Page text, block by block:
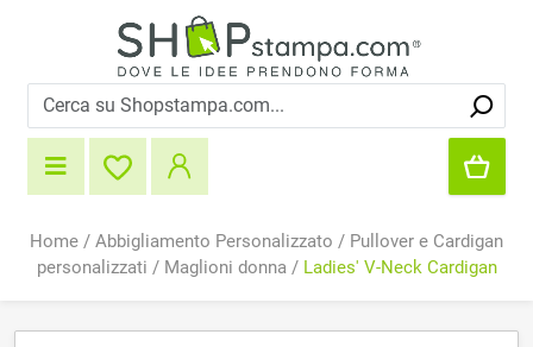
Home / Abbigliamento Personalizzato / Pullover e Cardigan
personalizzati / Maglioni donna/ Ladies' V-Neck Cardigan